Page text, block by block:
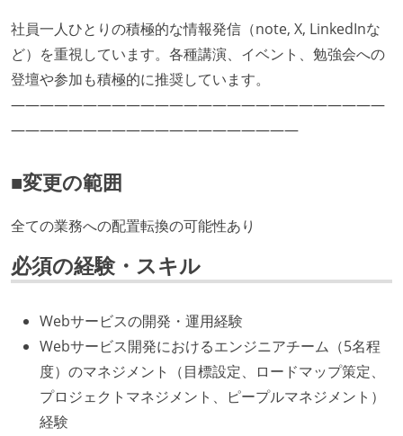
社員一人ひとりの積極的な情報発信（note, X, LinkedInな
ど）を重視しています。各種講演、イベント、勉強会への
登壇や参加も積極的に推奨しています。
――――――――――――――――――――――――――
――――――――――――――――――――
■変更の範囲
全ての業務への配置転換の可能性あり
必須の経験・スキル
Webサービスの開発・運用経験
Webサービス開発におけるエンジニアチーム（5名程
度）のマネジメント（目標設定、ロードマップ策定、
プロジェクトマネジメント、ピープルマネジメント）
経験